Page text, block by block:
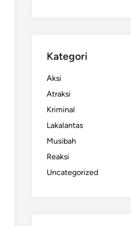
Kategori
Aksi
Atraksi
Kriminal
Lakalantas
Musibah
Reaksi
Uncategorized